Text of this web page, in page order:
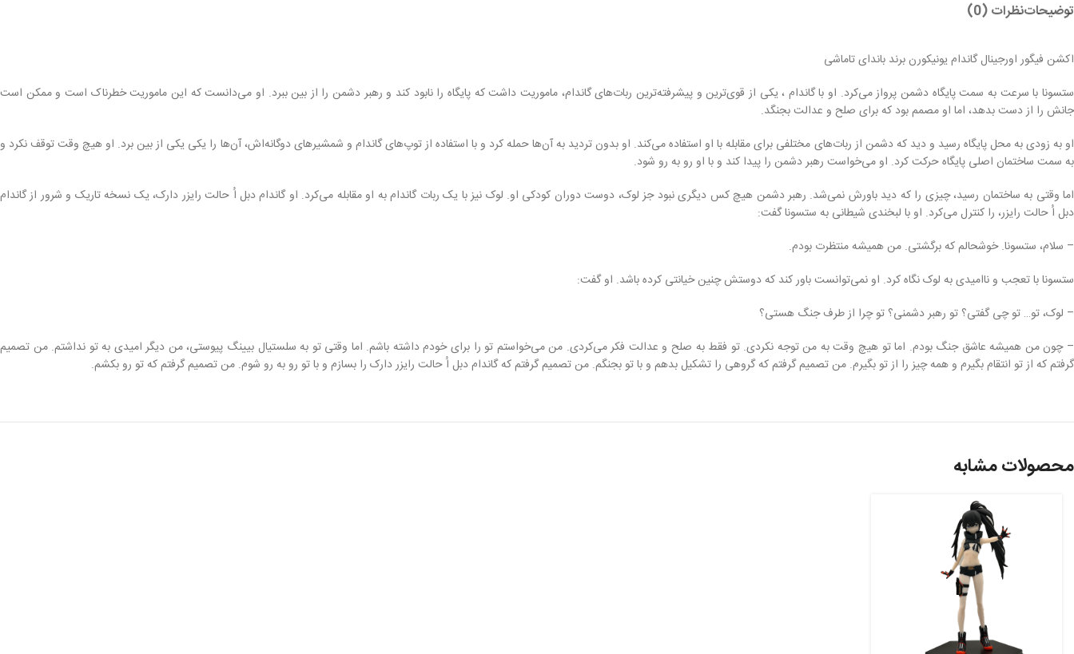
توضیحاتنظرات (0)
اکشن فیگور اورجینال گاندام یونیکورن برند باندای تاماشی
ستسونا با سرعت به سمت پایگاه دشمن پرواز می‌کرد. او با گاندام ، یکی از قوی‌ترین و پیشرفته‌ترین ربات‌های گاندام، ماموریت داشت که پایگاه را نابود کند و رهبر دشمن را از بین ببرد. او می‌دانست که این ماموریت خطرناک است و ممکن است
جانش را از دست بدهد، اما او مصمم بود که برای صلح و عدالت بجنگد.
او به زودی به محل پایگاه رسید و دید که دشمن از ربات‌های مختلفی برای مقابله با او استفاده می‌کند. او بدون تردید به آن‌ها حمله کرد و با استفاده از توپ‌های گاندام و شمشیرهای دوگانه‌اش، آن‌ها را یکی یکی از بین برد. او هیچ وقت توقف نکرد و
به سمت ساختمان اصلی پایگاه حرکت کرد. او می‌خواست رهبر دشمن را پیدا کند و با او رو به رو شود.
اما وقتی به ساختمان رسید، چیزی را که دید باورش نمی‌شد. رهبر دشمن هیچ کس دیگری نبود جز لوک، دوست دوران کودکی او. لوک نیز با یک ربات گاندام به او مقابله می‌کرد. او گاندام دبل اُ حالت رایزر دارک، یک نسخه تاریک و شرور از گاندام
دبل اُ حالت رایزر، را کنترل می‌کرد. او با لبخندی شیطانی به ستسونا گفت:
– سلام، ستسونا. خوشحالم که برگشتی. من همیشه منتظرت بودم.
ستسونا با تعجب و ناامیدی به لوک نگاه کرد. او نمی‌توانست باور کند که دوستش چنین خیانتی کرده باشد. او گفت:
– لوک، تو… تو چی گفتی؟ تو رهبر دشمنی؟ تو چرا از طرف جنگ هستی؟
– چون من همیشه عاشق جنگ بودم. اما تو هیچ وقت به من توجه نکردی. تو فقط به صلح و عدالت فکر می‌کردی. من می‌خواستم تو را برای خودم داشته باشم. اما وقتی تو به سلستیال بیینگ پیوستی، من دیگر امیدی به تو نداشتم. من تصمیم
گرفتم که از تو انتقام بگیرم و همه چیز را از تو بگیرم. من تصمیم گرفتم که گروهی را تشکیل بدهم و با تو بجنگم. من تصمیم گرفتم که گاندام دبل اُ حالت رایزر دارک را بسازم و با تو رو به رو شوم. من تصمیم گرفتم که تو رو بکشم.
محصولات مشابه